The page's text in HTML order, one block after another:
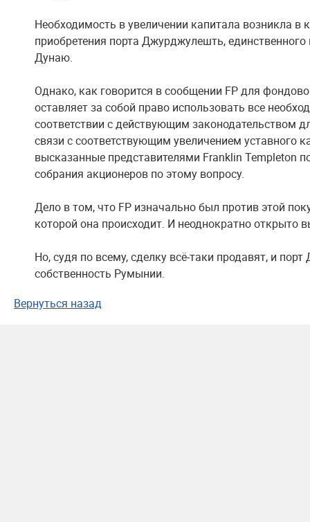
Необходимость в увеличении капитала возникла в
приобретения порта Джурджулешть,
Дунаю.
Однако, как говорится в сообщении FP для
оставляет за собой право использовать все
соответствии с действующим законодательством
связи с соответствующим увеличением уставного
высказанные представителями Franklin Templeton
собрания акционеров по этому вопросу.
Дело в том, что FP изначально был против этой
которой она происходит. И неоднократно открыто
Но, судя по всему, сделку всё-таки продавят, и
собственность Румынии.
Вернуться назад